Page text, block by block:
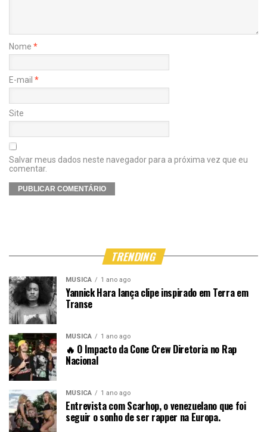
Nome *
E-mail *
Site
Salvar meus dados neste navegador para a próxima vez que eu
comentar.
TRENDING
MÚSICA 1 ano ago
Yannick Hara lança clipe inspirado em Terra em
Transe
MÚSICA 1 ano ago
🔥 O Impacto da Cone Crew Diretoria no Rap
Nacional
MÚSICA 1 ano ago
Entrevista com Scarhop, o venezuelano que foi
seguir o sonho de ser rapper na Europa.